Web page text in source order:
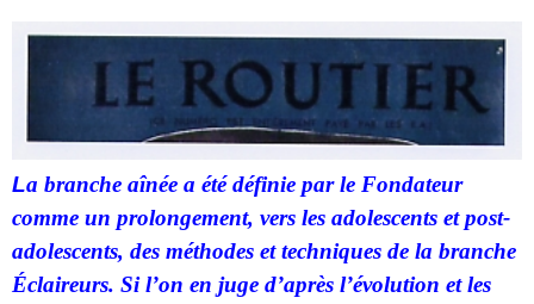
La branche aînée a été définie par le Fondateur
comme un prolongement, vers les adolescents et post-
adolescents, des méthodes et techniques de la branche
Éclaireurs. Si l’on en juge d’après l’évolution et les